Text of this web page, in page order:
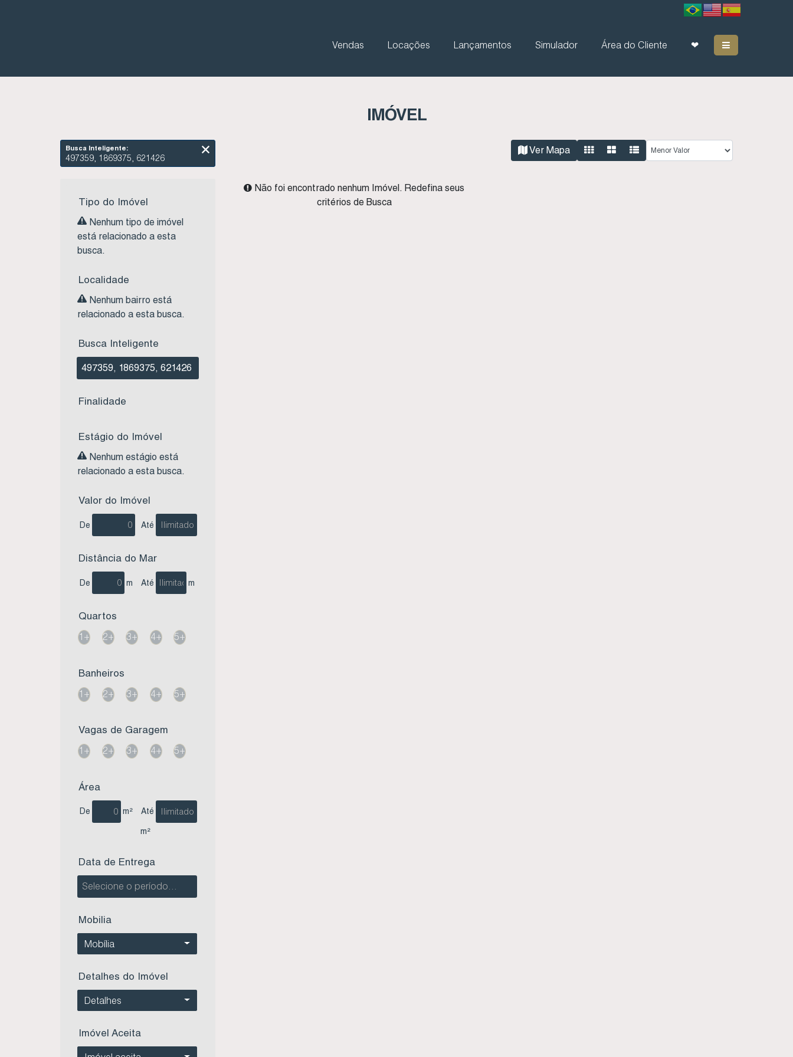
❤
Área do Cliente
Simulador
Lançamentos
Locações
Vendas
IMÓVEL
Busca Inteligente:
497359, 1869375, 621426
Tipo do Imóvel
Nenhum tipo de imóvel
está relacionado a esta
busca.
Localidade
Nenhum bairro está
relacionado a esta busca.
Busca Inteligente
Finalidade
Estágio do Imóvel
Nenhum estágio está
relacionado a esta busca.
Valor do Imóvel
De Até
Distância do Mar
De m Até m
Quartos
1+
2+ 3+ 4+ 5+
Banheiros
1+
2+ 3+ 4+ 5+
Vagas de Garagem
1+
2+ 3+ 4+ 5+
Área
De m² Até
m²
Data de Entrega
Mobilia
Mobília
Detalhes do Imóvel
Detalhes
Imóvel Aceita
Ver Mapa
Não foi encontrado nenhum Imóvel. Redefina seus
critérios de Busca